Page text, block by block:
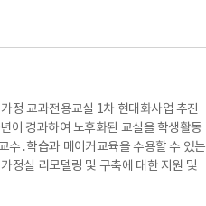
정 교과전용교실 1차 현대화사업 추진
이 경과하여 노후화된 교실을 학생활동
수․학습과 메이커교육을 수용할 수 있는
정실 리모델링 및 구축에 대한 지원 및